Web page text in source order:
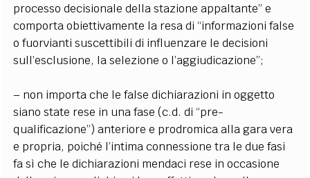
processo decisionale della stazione appaltante” e
comporta obiettivamente la resa di “informazioni false
o fuorvianti suscettibili di influenzare le decisioni
sull’esclusione, la selezione o l’aggiudicazione”;
– non importa che le false dichiarazioni in oggetto
siano state rese in una fase (c.d. di “pre-
qualificazione”) anteriore e prodromica alla gara vera
e propria, poiché l’intima connessione tra le due fasi
fa sì che le dichiarazioni mendaci rese in occasione